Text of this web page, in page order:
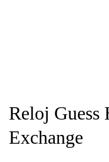
Reloj Guess
Exchange